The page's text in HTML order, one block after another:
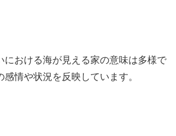
における海が見える家の意味は多様で
情や状況を反映しています。